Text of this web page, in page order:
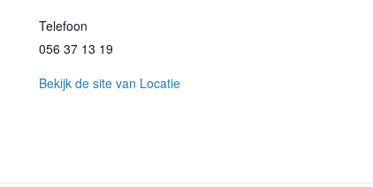
Telefoon
056 37 13 19
Bekijk de site van Locatie